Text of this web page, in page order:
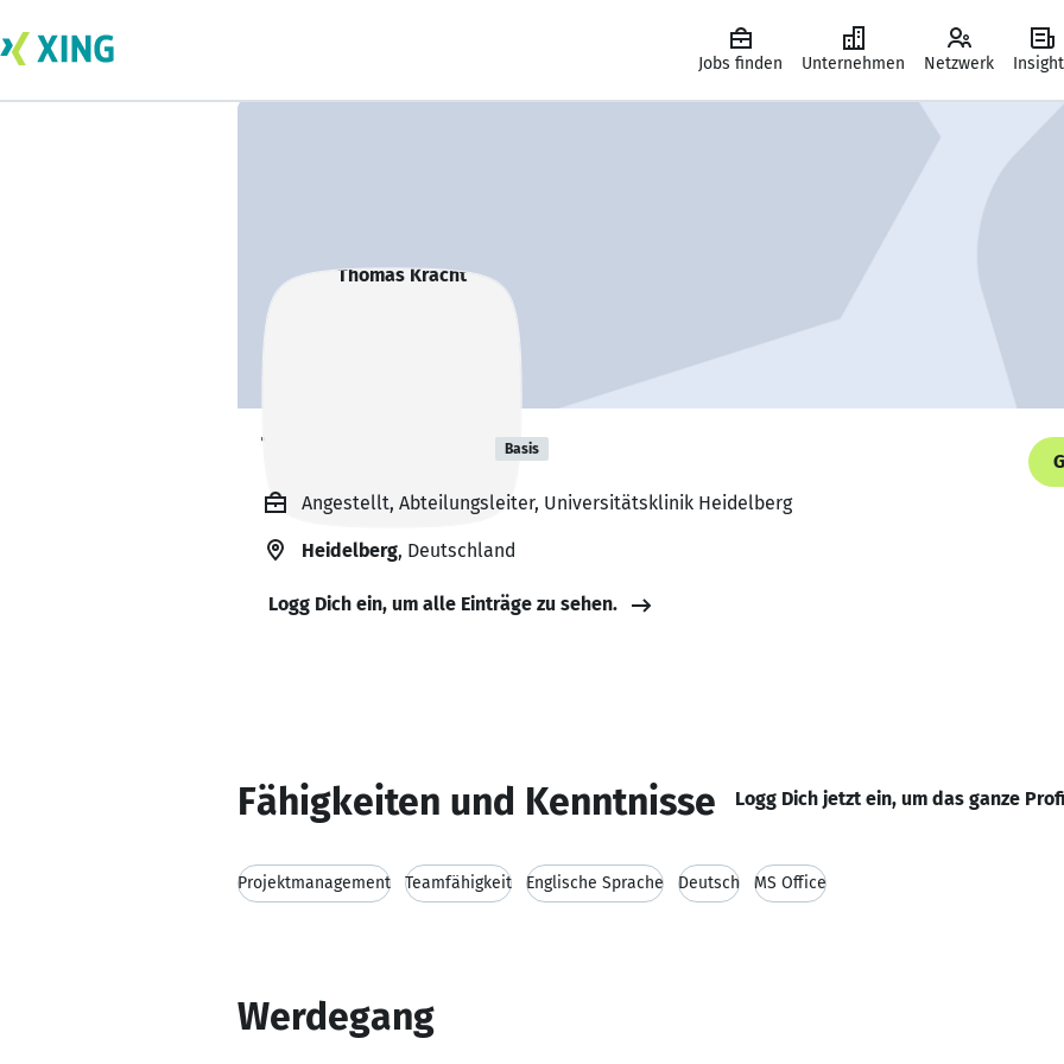
Jobs finden Unternehmen Netzwerk
Thomas Kracht Basis
Angestellt, Abteilungsleiter, Universitätsklinik Heidelberg
Heidelberg, Deutschland
Logg Dich ein, um alle Einträge zu sehen.
Fähigkeiten und Kenntnisse Logg Dich jetzt ein, um das ganze
Projektmanagement Teamfähigkeit Englische Sprache Deutsch MS Office
Werdegang